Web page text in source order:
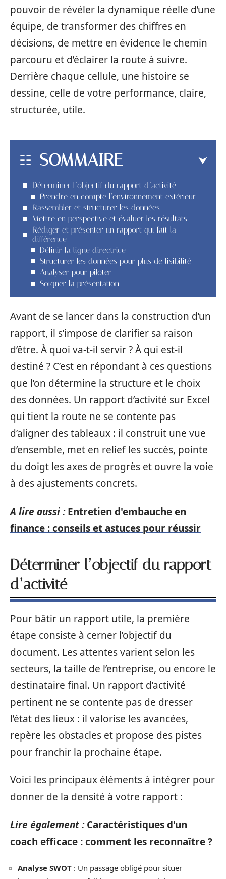
pouvoir de révéler la dynamique réelle d’une
équipe, de transformer des chiffres en
décisions, de mettre en évidence le chemin
parcouru et d’éclairer la route à suivre.
Derrière chaque cellule, une histoire se
dessine, celle de votre performance, claire,
structurée, utile.
SOMMAIRE
Déterminer l’objectif du rapport d’activité
Prendre en compte l’environnement extérieur
Rassembler et structurer les données
Mettre en perspective et évaluer les résultats
Rédiger et présenter un rapport qui fait la
différence
Définir la ligne directrice
Structurer les données pour plus de lisibilité
Analyser pour piloter
Soigner la présentation
Avant de se lancer dans la construction d’un
rapport, il s’impose de clarifier sa raison
d’être. À quoi va-t-il servir ? À qui est-il
destiné ? C’est en répondant à ces questions
que l’on détermine la structure et le choix
des données. Un rapport d’activité sur Excel
qui tient la route ne se contente pas
d’aligner des tableaux : il construit une vue
d’ensemble, met en relief les succès, pointe
du doigt les axes de progrès et ouvre la voie
à des ajustements concrets.
A lire aussi : Entretien d'embauche en
finance : conseils et astuces pour réussir
Déterminer l’objectif du rapport
d’activité
Pour bâtir un rapport utile, la première
étape consiste à cerner l’objectif du
document. Les attentes varient selon les
secteurs, la taille de l’entreprise, ou encore le
destinataire final. Un rapport d’activité
pertinent ne se contente pas de dresser
l’état des lieux : il valorise les avancées,
repère les obstacles et propose des pistes
pour franchir la prochaine étape.
Voici les principaux éléments à intégrer pour
donner de la densité à votre rapport :
Lire également : Caractéristiques d'un
coach efficace : comment les reconnaître ?
Analyse SWOT : Un passage obligé pour situer